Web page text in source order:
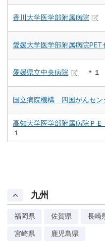
香川大学医学部附属病院
愛媛大学医学部附属病院PET
愛媛県立中央病院 ＊１
国立病院機構 四国がんセン
高知大学医学部附属病院ＰＥ
１
九州
福岡県 佐賀県 長崎
宮崎県 鹿児島県